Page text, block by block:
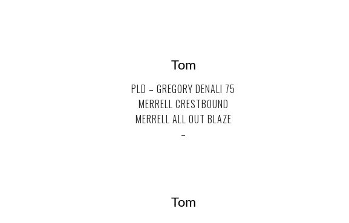
Tom
PLD – GREGORY DENALI 75
MERRELL CRESTBOUND
MERRELL ALL OUT BLAZE
–
Tom